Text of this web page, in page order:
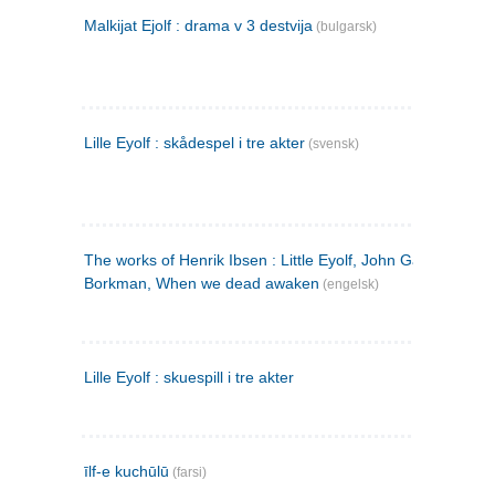
Malkijat Ejolf : drama v 3 destvija (bulgarsk)
Lille Eyolf : skådespel i tre akter (svensk)
The works of Henrik Ibsen : Little Eyolf, John Gabriel
Borkman, When we dead awaken (engelsk)
Lille Eyolf : skuespill i tre akter
īlf-e kuchūlū (farsi)